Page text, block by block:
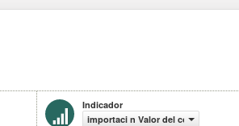
Indicador
importaci n Valor del comercio (en